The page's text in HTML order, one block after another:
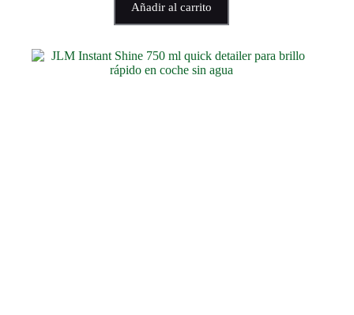
Añadir al carrito